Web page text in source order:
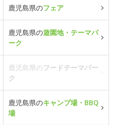
鹿児島県のフェア
鹿児島県の遊園地・テーマパ
ーク
鹿児島県のフードテーマパー
ク
鹿児島県のキャンプ場・BBQ
場